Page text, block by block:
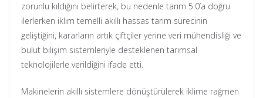
zorunlu kıldığını belirterek, bu nedenle tarım 5.0’a doğru
ilerlerken iklim temelli akıllı hassas tarım sürecinin
geliştiğini, kararların artık çiftçiler yerine veri mühendisliği ve
bulut bilişim sistemleriyle desteklenen tarımsal
teknolojilerle verildiğini ifade etti.
Makinelerin akıllı sistemlere dönüştürülerek iklime rağmen